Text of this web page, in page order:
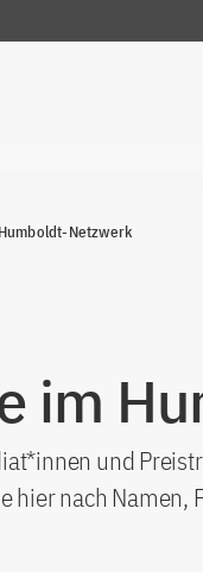
Netzwerk
im
und
hier nach